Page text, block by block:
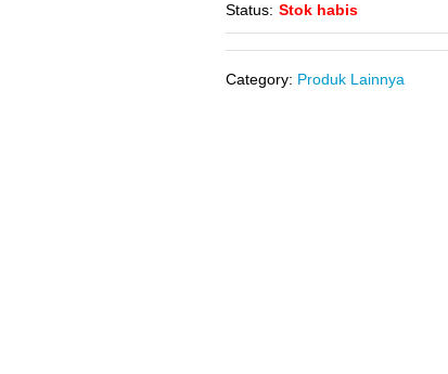
Status: Stok habis
Category: Produk Lainnya